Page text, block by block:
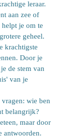
leraar.
aan zee of
je om te
geheel.
krachtigste
Door je
de stem van
van je
wie ben
belangrijk?
maar door
antwoorden.